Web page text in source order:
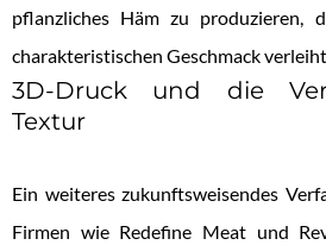
pflanzliches Häm zu produzieren,
charakteristischen Geschmack
3D-Druck und die
Textur
Ein weiteres zukunftsweisendes
Firmen wie Redefine Meat und